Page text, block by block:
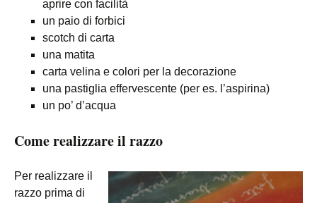
aprire con facilità
un paio di forbici
scotch di carta
una matita
carta velina e colori per la decorazione
una pastiglia effervescente (per es. l’aspirina)
un po’ d’acqua
Come realizzare il razzo
Per realizzare il
razzo prima di